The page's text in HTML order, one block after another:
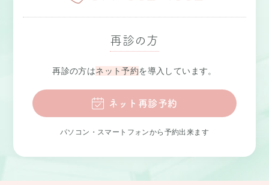
再診の方
再診の方はネット予約を導入しています。
ネット再診予約
パソコン・スマートフォンから予約出来ます